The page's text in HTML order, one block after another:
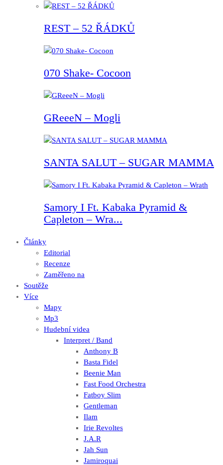
REST – 52 ŘÁDKŮ
070 Shake- Cocoon
GReeeN – Mogli
SANTA SALUT – SUGAR MAMMA
Samory I Ft. Kabaka Pyramid &
Capleton – Wra...
Články
Editorial
Recenze
Zaměřeno na
Soutěže
Více
Mapy
Mp3
Hudební videa
Interpret / Band
Anthony B
Basta Fidel
Beenie Man
Fast Food Orchestra
Fatboy Slim
Gentleman
Ilam
Irie Revoltes
J.A.R
Jah Sun
Jamiroquai